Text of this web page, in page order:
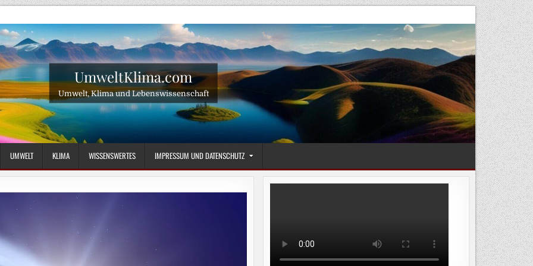
UmweltKlima.com
Umwelt, Klima und Lebenswissenschaft
UMWELT KLIMA WISSENSWERTES IMPRESSUM UND DATENSCHUTZ